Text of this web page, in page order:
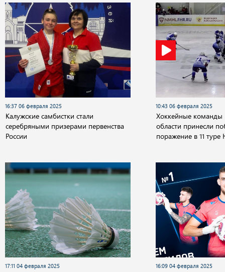
16:37 06 февраля 2025
Калужские самбистки стали
серебряными призерами первенства
России
10:43 06 февраля 2025
Хоккейные команды
области принесли
поражение в 11
17:11 04 февраля 2025 16:09 04 февраля 2025